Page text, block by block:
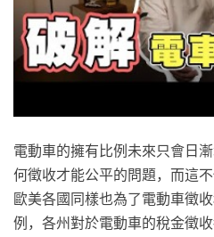
電動車的擁有比例未來只會日
何徵收才能公平的問題，而這
歐美各國同樣也為了電動車徵
例，各州對於電動車的稅金徵